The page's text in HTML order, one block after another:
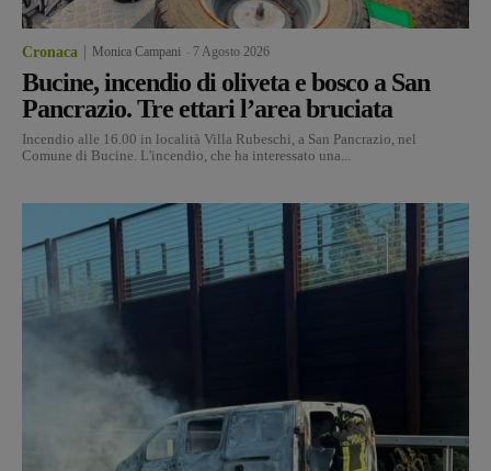
Cronaca Monica Campani 7 Agosto 2026
Bucine, incendio di oliveta e bosco a San
Pancrazio. Tre ettari l’area bruciata
Incendio alle 16.00 in località Villa Rubeschi, a San Pancrazio, nel
Comune di Bucine. L'incendio, che ha interessato una...